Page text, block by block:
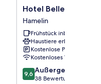
Hotel
Bellevue
Hamelin
Hotel Bellevue
Hamelin
Frühstück inbegriffen
Haustiere erlaubt
Kostenlose Parkplätze
Kostenloses WLAN
9.6
von
9,6 Außergewöhnlich
38 Bewertungen